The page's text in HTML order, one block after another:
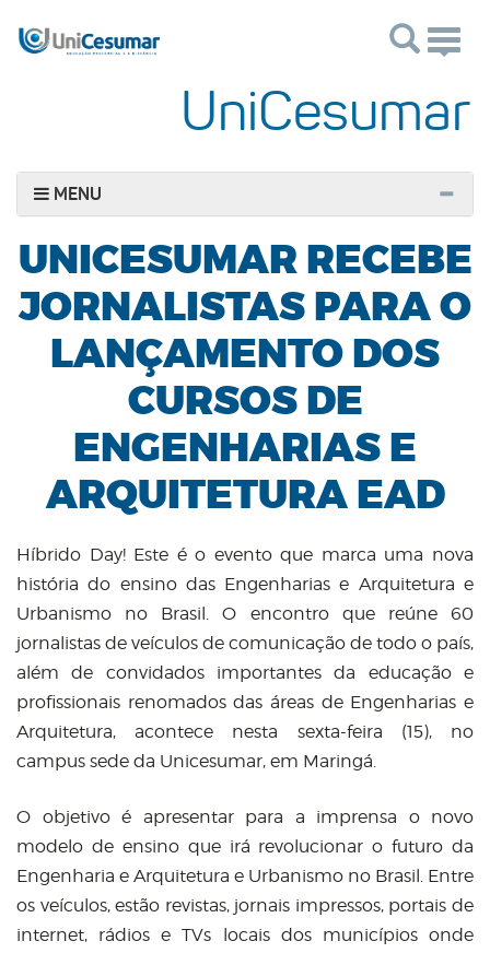
Toggle
UniCesumar
MENU
UNICESUMAR RECEBE
JORNALISTAS PARA O
LANÇAMENTO DOS
CURSOS DE
ENGENHARIAS E
ARQUITETURA EAD
Híbrido Day! Este é o evento que marca uma nova
história do ensino das Engenharias e Arquitetura e
Urbanismo no Brasil. O encontro que reúne 60
jornalistas de veículos de comunicação de todo o país,
além de convidados importantes da educação e
profissionais renomados das áreas de Engenharias e
Arquitetura, acontece nesta sexta-feira (15), no
campus sede da Unicesumar, em Maringá.
O objetivo é apresentar para a imprensa o novo
modelo de ensino que irá revolucionar o futuro da
Engenharia e Arquitetura e Urbanismo no Brasil. Entre
os veículos, estão revistas, jornais impressos, portais de
internet, rádios e TVs locais dos municípios onde